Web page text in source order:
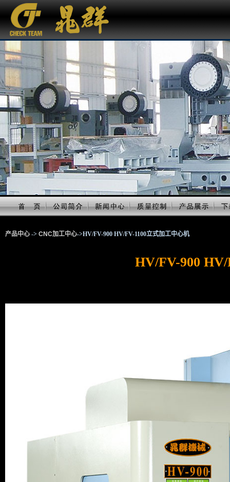
产品中心 -> CNC加工中心->HV/FV-900 HV/FV-1100立式加工中心机
HV/FV-900